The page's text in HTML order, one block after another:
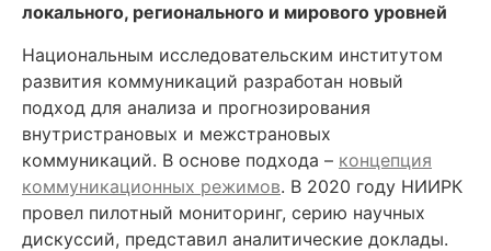
локального, регионального и мирового уровней
Национальным исследовательским институтом
развития коммуникаций разработан новый
подход для анализа и прогнозирования
внутристрановых и межстрановых
коммуникаций. В основе подхода – концепция
коммуникационных режимов. В 2020 году НИИРК
провел пилотный мониторинг, серию научных
дискуссий, представил аналитические доклады.